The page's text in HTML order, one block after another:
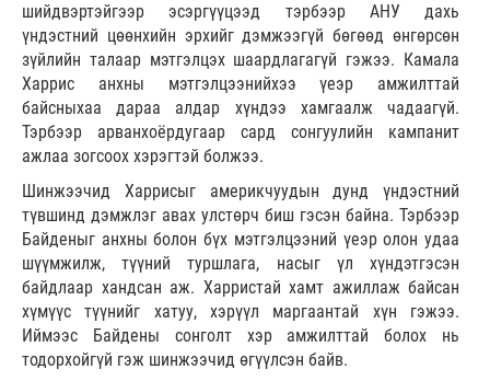
шийдвэртэйгээр эсэргүүцээд тэрбээр АНУ дахь
үндэстний цөөнхийн эрхийг дэмжээгүй бөгөөд өнгөрсөн
зүйлийн талаар мэтгэлцэх шаардлагагүй гэжээ. Камала
Харрис анхны мэтгэлцээнийхээ үеэр амжилттай
байсныхаа дараа алдар хүндээ хамгаалж чадаагүй.
Тэрбээр арванхоёрдугаар сард сонгуулийн кампанит
ажлаа зогсоох хэрэгтэй болжээ.
Шинжээчид Харрисыг америкчуудын дунд үндэстний
түвшинд дэмжлэг авах улстөрч биш гэсэн байна. Тэрбээр
Байденыг анхны болон бүх мэтгэлцээний үеэр олон удаа
шүүмжилж, түүний туршлага, насыг үл хүндэтгэсэн
байдлаар хандсан аж. Харристай хамт ажиллаж байсан
хүмүүс түүнийг хатуу, хэрүүл маргаантай хүн гэжээ.
Иймээс Байдены сонголт хэр амжилттай болох нь
тодорхойгүй гэж шинжээчид өгүүлсэн байв.